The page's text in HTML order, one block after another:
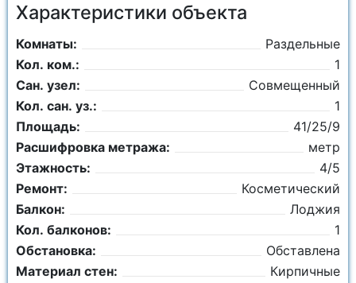
Характеристики объекта
Комнаты:
Раздельные
Кол. ком.:
1
Сан. узел:
Совмещенный
Кол. сан. уз.:
1
Площадь:
41/25/9
Расшифровка метража:
метр
Этажность:
4/5
Ремонт:
Косметический
Балкон:
Лоджия
Кол. балконов:
1
Обстановка:
Обставлена
Материал стен:
Кирпичные